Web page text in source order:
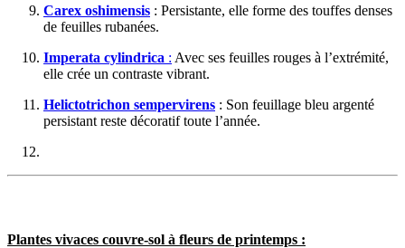
Carex oshimensis : Persistante, elle forme des touffes denses
de feuilles rubanées.
Imperata cylindrica : Avec ses feuilles rouges à l’extrémité,
elle crée un contraste vibrant.
Helictotrichon sempervirens : Son feuillage bleu argenté
persistant reste décoratif toute l’année.
Plantes vivaces couvre-sol à fleurs de printemps :